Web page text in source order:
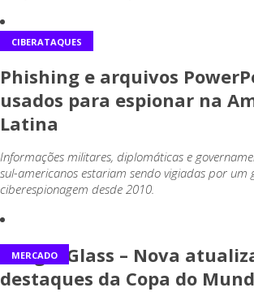
CIBERATAQUES
Phishing e arquivos
usados para espionar na
Latina
Informações militares, diplomáticas e
sul-americanos estariam sendo vigiadas por um
ciberespionagem desde 2010.
MERCADO
Google Glass – Nova
destaques da Copa do